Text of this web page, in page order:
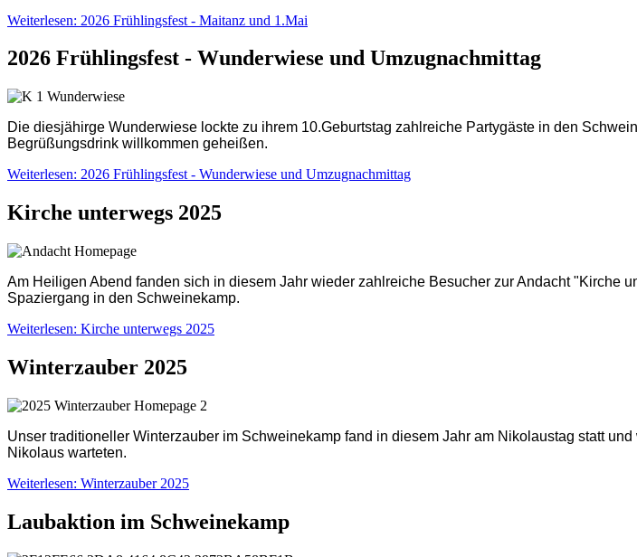
Weiterlesen: 2026 Frühlingsfest - Maitanz und 1.Mai
2026 Frühlingsfest - Wunderwiese und Umzugnachmittag
Die diesjähirge Wunderwiese lockte zu ihrem 10.Geburtstag zahlreiche Partygäste in den
Begrüßungsdrink willkommen geheißen.
Weiterlesen: 2026 Frühlingsfest - Wunderwiese und Umzugnachmittag
Kirche unterwegs 2025
Am Heiligen Abend fanden sich in diesem Jahr wieder zahlreiche Besucher zur Andacht "Kirche
Spaziergang in den Schweinekamp.
Weiterlesen: Kirche unterwegs 2025
Winterzauber 2025
Unser traditioneller Winterzauber im Schweinekamp fand in diesem Jahr am Nikolaustag statt
Nikolaus warteten.
Weiterlesen: Winterzauber 2025
Laubaktion im Schweinekamp